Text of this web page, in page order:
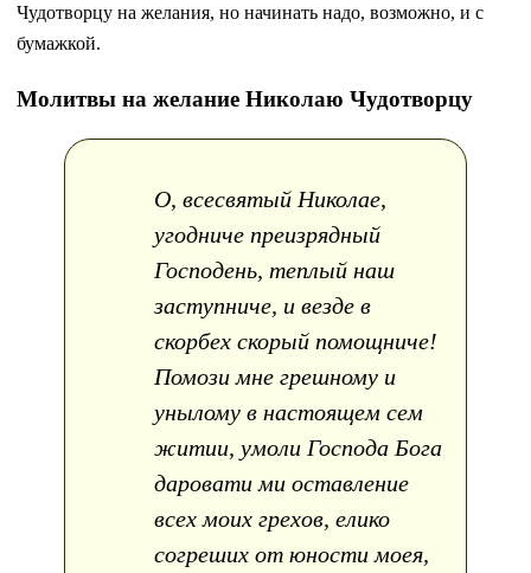
Чудотворцу на желания, но начинать надо, возможно, и с
бумажкой.
Молитвы на желание Николаю Чудотворцу
О, всесвятый Николае,
угодниче преизрядный
Господень, теплый наш
заступниче, и везде в
скорбех скорый помощниче!
Помози мне грешному и
унылому в настоящем сем
житии, умоли Господа Бога
даровати ми оставление
всех моих грехов, елико
согреших от юности моея,